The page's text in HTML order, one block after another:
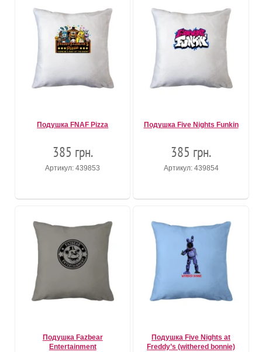
Подушка FNAF Pizza
385 грн.
Артикул: 439853
Подушка Five Nights Funkin
385 грн.
Артикул: 439854
Подушка Fazbear
Entertainment
Подушка Five Nights at
Freddy’s (withered bonnie)